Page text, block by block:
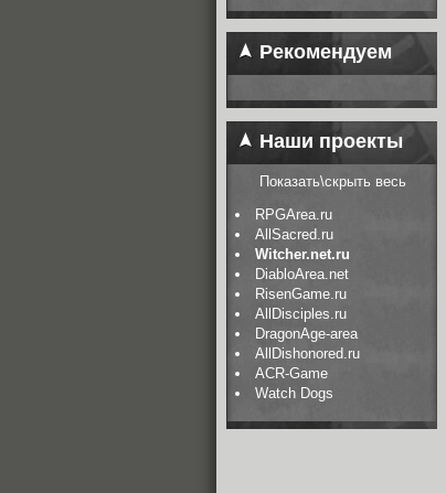
Рекомендуем
Наши проекты
Показать\скрыть весь
RPGArea.ru
AllSacred.ru
Witcher.net.ru
DiabloArea.net
RisenGame.ru
AllDisciples.ru
DragonAge-area
AllDishonored.ru
ACR-Game
Watch Dogs